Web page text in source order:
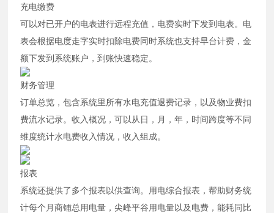
充电缴费
可以对已开户的电表进行远程充值，电费实时下发到电表。电
表会根据电度走字实时扣除电费同时系统也支持早台计费，金
额下发到系统账户，到账快速稳定。
财务管理
订单总览，包含系统里所有水电充值退费记录，以及物业费扣
费流水记录。收入概况，可以从日，月，年，时间跨度等不同
维度统计水电费收入情况，收入组成。
报表
系统还提供了多个报表以供查询。用电综合报表，帮助财务统
计每个月商铺总用电量，尖峰平谷用电量以及电费，能耗同比